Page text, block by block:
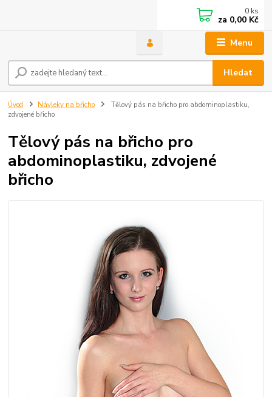
Menu
Hledat
0 ks
za 0,00 Kč
Úvod Návleky na břicho
Tělový pás na břicho pro abdominoplastiku,
zdvojené břicho
Tělový pás na břicho pro
abdominoplastiku, zdvojené
břicho